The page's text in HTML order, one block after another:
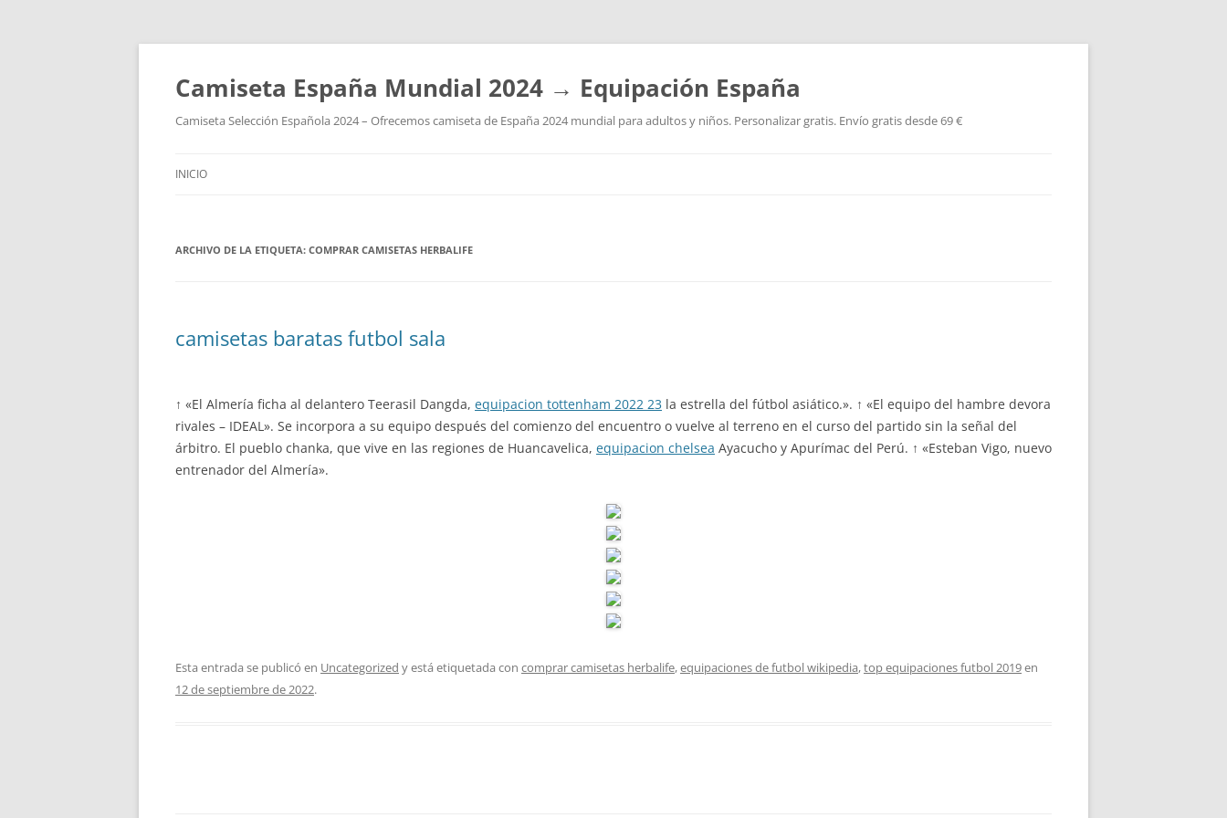
Camiseta España Mundial 2024 → Equipación España
Camiseta Selección Española 2024 – Ofrecemos camiseta de España 2024 mundial para adultos y niños. Personalizar gratis. Envío gratis desde 69 €
INICIO
ARCHIVO DE LA ETIQUETA: COMPRAR CAMISETAS HERBALIFE
camisetas baratas futbol sala
↑ «El Almería ficha al delantero Teerasil Dangda, equipacion tottenham 2022 23 la estrella del fútbol asiático.». ↑ «El equipo del hambre devora
rivales – IDEAL». Se incorpora a su equipo después del comienzo del encuentro o vuelve al terreno en el curso del partido sin la señal del
árbitro. El pueblo chanka, que vive en las regiones de Huancavelica, equipacion chelsea Ayacucho y Apurímac del Perú. ↑ «Esteban Vigo, nuevo
entrenador del Almería».
Esta entrada se publicó en Uncategorized y está etiquetada con comprar camisetas herbalife,equipaciones de futbol wikipedia,top equipaciones futbol 2019en
12 de septiembre de 2022.